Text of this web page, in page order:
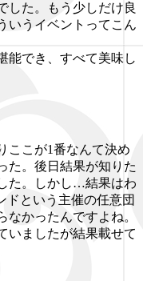
した。もう少しだけ良
いうイベントってこん
能でき、すべて美味し
ここが1番なんて決め
た。後日結果が知りた
た。しかし…結果はわ
ドという主催の任意団
かったんですよね。
いましたが結果載せて